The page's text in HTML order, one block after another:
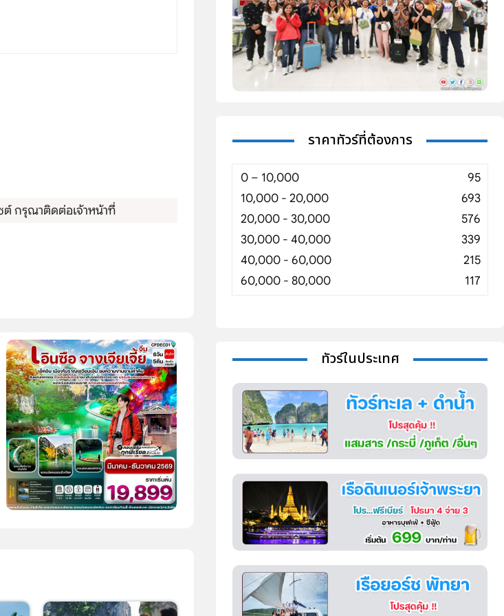
ต์ กรุณาติดต่อเจ้าหน้าที่
ราคาทัวร์ที่ต้องการ
0 – 10,000
95
10,000 - 20,000
693
20,000 - 30,000
576
30,000 - 40,000
339
40,000 - 60,000
215
60,000 - 80,000
117
ทัวร์ในประเทศ